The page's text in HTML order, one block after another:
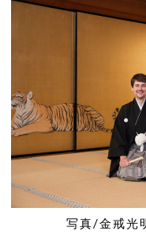
写真/金戒光